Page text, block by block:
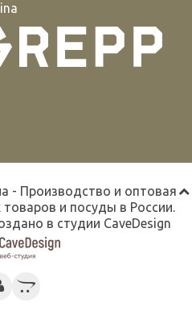
- Производство и оптовая
и посуды в России.
в студии CaveDesign